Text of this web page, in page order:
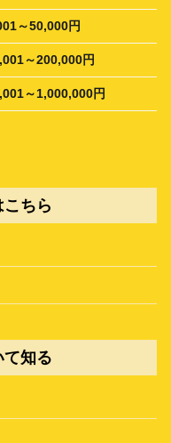
～50,000円
～200,000円
～1,000,000円
ちら
知る